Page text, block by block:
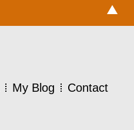
My Blog Contact
▲